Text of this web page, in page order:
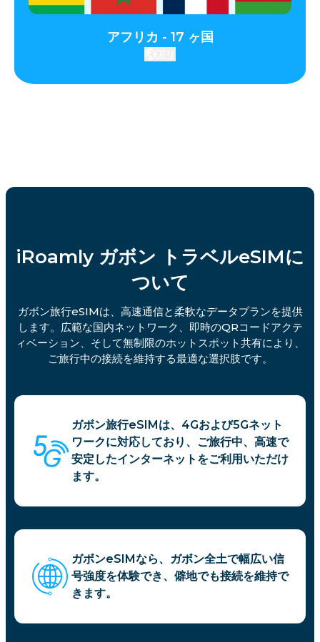
アフリカ - 17 ヶ国
iRoamly ガボン トラベルeSIMに
ついて
ガボン旅行eSIMは、高速通信と柔軟なデータプランを提供
します。広範な国内ネットワーク、即時のQRコードアクテ
ィベーション、そして無制限のホットスポット共有により、
ご旅行中の接続を維持する最適な選択肢です。
ガボン旅行eSIMは、4Gおよび5Gネット
ワークに対応しており、ご旅行中、高速で
安定したインターネットをご利用いただけ
ます。
ガボンeSIMなら、ガボン全土で幅広い信
号強度を体験でき、僻地でも接続を維持で
きます。